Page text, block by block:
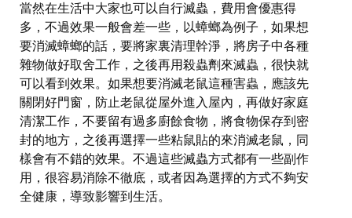
當然在生活中大家也可以自行滅蟲，費用會優惠得
多，不過效果一般會差一些，以蟑螂為例子，如果想
要消滅蟑螂的話，要將家裏清理幹淨，將房子中各種
雜物做好取舍工作，之後再用殺蟲劑來滅蟲，很快就
可以看到效果。如果想要消滅老鼠這種害蟲，應該先
關閉好門窗，防止老鼠從屋外進入屋內，再做好家庭
清潔工作，不要留有過多廚餘食物，將食物保存到密
封的地方，之後再選擇一些粘鼠貼的來消滅老鼠，同
樣會有不錯的效果。不過這些滅蟲方式都有一些副作
用，很容易消除不徹底，或者因為選擇的方式不夠安
全健康，導致影響到生活。